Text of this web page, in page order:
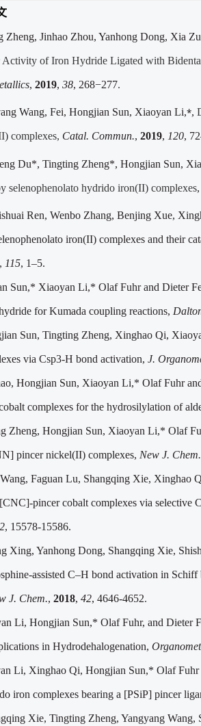
Zheng, Jinhao Zhou, Yanhong Dong, Xia
Activity of Iron Hydride Ligated with
, 2019, 38, 268−277.
Wang, Fei, Hongjian Sun, Xiaoyan Li,⁎,
complexes, Catal. Commun., 2019, 120,
Du*, Tingting Zheng*, Hongjian Sun,
selenophenolato hydrido iron(II) complexes,
Ren, Wenbo Zhang, Benjing Xue,
iron(II) complexes and their
, 115, 1–5.
Sun,* Xiaoyan Li,* Olaf Fuhr and Dieter
for Kumada coupling reactions,
Sun, Tingting Zheng, Xinghao Qi,
via Csp3-H bond activation, J.
Hongjian Sun, Xiaoyan Li,* Olaf Fuhr
complexes for the hydrosilylation of
Zheng, Hongjian Sun, Xiaoyan Li,* Olaf
pincer nickel(II) complexes, New J. Chem.
Faguan Lu, Shangqing Xie,
pincer cobalt complexes via selective
, 15578-15586.
Xing, Yanhong Dong, Shangqing Xie,
assisted C–H bond activation in
J. Chem., 2018, 42, 4646-4652.
Li, Hongjian Sun,* Olaf Fuhr, and Dieter
in Hydrodehalogenation,
Li, Xinghao Qi, Hongjian Sun,* Olaf Fuhr
iron complexes bearing a [PSiP] pincer
Xie, Tingting Zheng, Yangyang